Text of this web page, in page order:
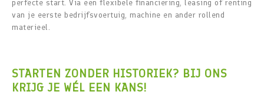
perfecte start. Via een flexibele financiering, leasing of renting
van je eerste bedrijfsvoertuig, machine en ander rollend
materieel.
STARTEN ZONDER HISTORIEK? BIJ ONS
KRIJG JE WÉL EEN KANS!